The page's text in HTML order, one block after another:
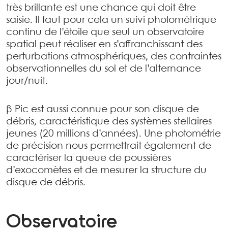
très brillante est une chance qui doit être
saisie. Il faut pour cela un suivi photométrique
continu de l’étoile que seul un observatoire
spatial peut réaliser en s’affranchissant des
perturbations atmosphériques, des contraintes
observationnelles du sol et de l’alternance
jour/nuit.
β Pic est aussi connue pour son disque de
débris, caractéristique des systèmes stellaires
jeunes (20 millions d’années). Une photométrie
de précision nous permettrait également de
caractériser la queue de poussières
d’exocomètes et de mesurer la structure du
disque de débris.
Observatoire